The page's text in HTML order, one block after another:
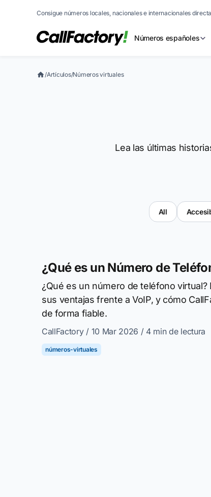
Consigue números locales, nacionales e internacionales
Números españoles
/Artículos/Números virtuales
Lea las últimas
All
¿Qué es un Número de
¿Qué es un número de teléfono
sus ventajas frente a VoIP, y cómo
de forma fiable.
CallFactory / 10 Mar 2026 / 4 min de lectura
números-virtuales